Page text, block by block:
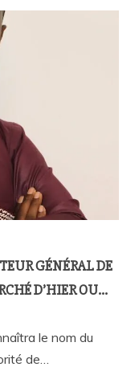
GÉNÉRAL DE
D’HIER OU
le nom du
de…